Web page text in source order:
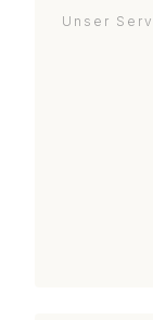
Unser